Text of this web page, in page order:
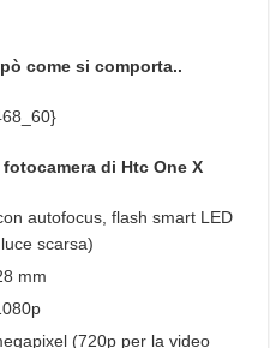
come si comporta..
di Htc One X
autofocus, flash smart LED
scarsa)
mm
(720p per la video